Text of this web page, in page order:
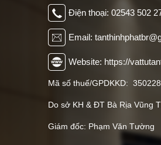
của bạn trong thời gian dài.
Điện thoại: 02543 502
Email:
Website: https://
Mã số thuế/GPDKKD:
Do sở KH & ĐT Bà Rịa Vũng
Giám đốc: Phạm Văn Tường